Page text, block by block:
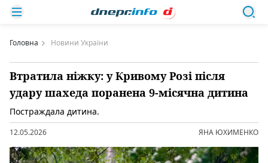
Головна Новини України
Втратила ніжку: у Кривому Розі після
удару шахеда поранена 9-місячна дитина
Постраждала дитина.
12.05.2026 ЯНА ЮХИМЕНКО